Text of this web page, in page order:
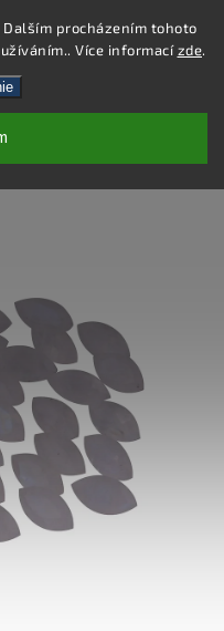
procházením tohoto
Více informacízde.
Hľadať
PRÍRODNÝ